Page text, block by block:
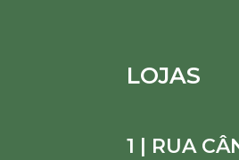
LOJAS
1 | RUA